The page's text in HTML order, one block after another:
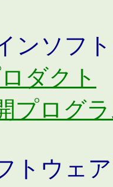
ンソフ
ダクト
プログ
トウェア